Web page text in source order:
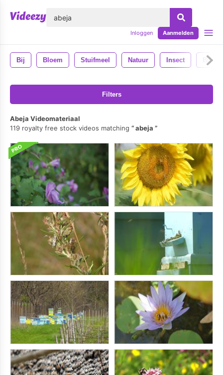
Inloggen Aanmelden
Bij Bloem Stuifmeel Natuur Insect Bijen
Filters
Abeja Videomateriaal
119 royalty free stock videos matching
abeja